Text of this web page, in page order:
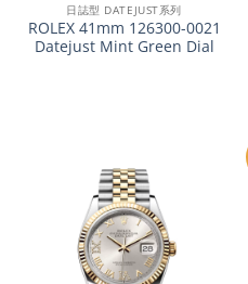
日誌型 DATEJUST系列
ROLEX 41mm 126300-0021
Datejust Mint Green Dial